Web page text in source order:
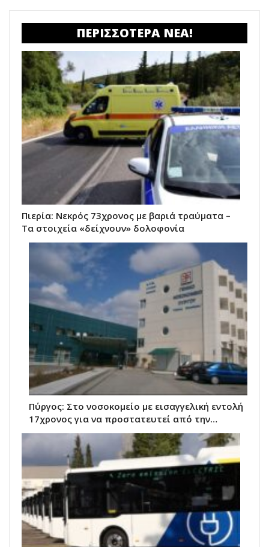
ΠΕΡΙΣΣΟΤΕΡΑ ΝΕΑ!
Πιερία: Νεκρός 73χρονος με βαριά τραύματα –
Τα στοιχεία «δείχνουν» δολοφονία
Πύργος: Στο νοσοκομείο με εισαγγελική εντολή
17χρονος για να προστατευτεί από την…